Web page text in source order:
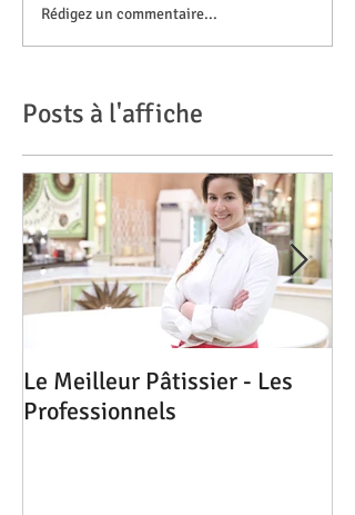
Rédigez un commentaire...
Posts à l'affiche
Le Meilleur Pâtissier - Les
Professionnels